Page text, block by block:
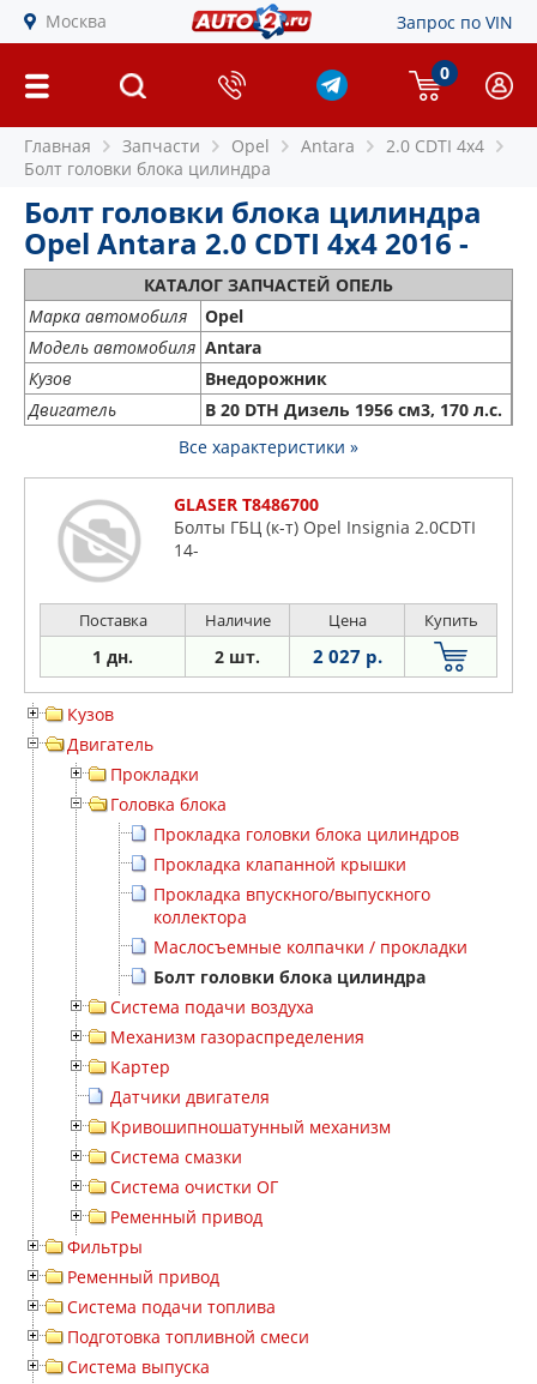
Москва Запрос по VIN
0
Главная Запчасти Opel Antara
2.0 CDTI 4x4
Болт головки блока цилиндра
Болт головки блока цилиндра
Opel Antara 2.0 CDTI 4x4 2016 -
КАТАЛОГ ЗАПЧАСТЕЙ ОПЕЛЬ
Марка автомобиля
Opel
Модель автомобиля Antara
Кузов
Внедорожник
Двигатель
B 20 DTH Дизель 1956 см3, 170 л.с.
Все характеристики »
GLASER T8486700
Болты ГБЦ (к-т) Opel Insignia 2.0CDTI
14-
Поставка Наличие Цена Купить
1 дн. 2 шт. 2 027 р.
Кузов
Двигатель
Прокладки
Головка блока
Прокладка головки блока цилиндров
Прокладка клапанной крышки
Прокладка впускного/выпускного
коллектора
Маслосъемные колпачки / прокладки
Болт головки блока цилиндра
Система подачи воздуха
Механизм газораспределения
Картер
Датчики двигателя
Кривошипношатунный механизм
Система смазки
Система очистки ОГ
Ременный привод
Фильтры
Ременный привод
Система подачи топлива
Подготовка топливной смеси
Система выпуска